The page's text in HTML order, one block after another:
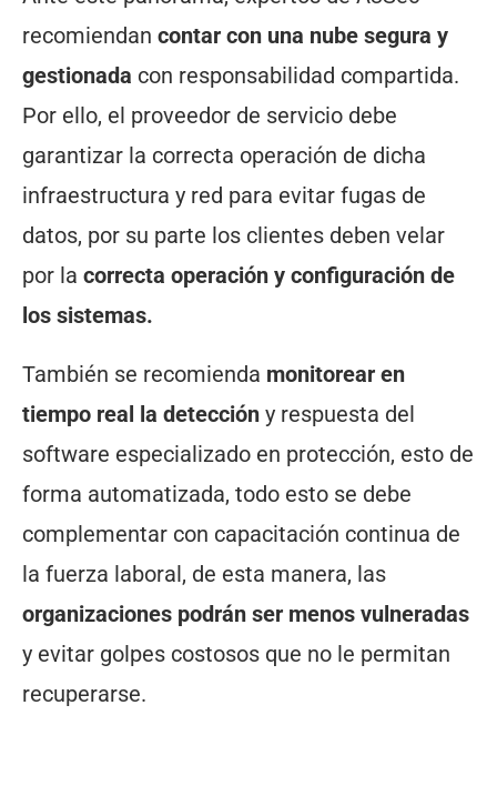
recomiendan contar con una nube segura y
gestionada con responsabilidad compartida.
Por ello, el proveedor de servicio debe
garantizar la correcta operación de dicha
infraestructura y red para evitar fugas de
datos, por su parte los clientes deben velar
por la correcta operación y configuración de
los sistemas.
También se recomienda monitorear en
tiempo real la detección y respuesta del
software especializado en protección, esto de
forma automatizada, todo esto se debe
complementar con capacitación continua de
la fuerza laboral, de esta manera, las
organizaciones podrán ser menos vulneradas
y evitar golpes costosos que no le permitan
recuperarse.